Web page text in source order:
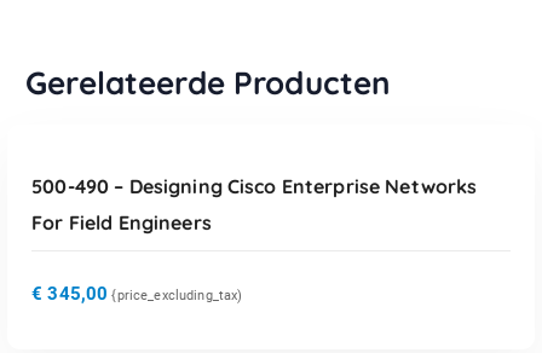
Gerelateerde Producten
500-490 – Designing Cisco Enterprise Networks
For Field Engineers
€ 345,00 {price_excluding_tax)